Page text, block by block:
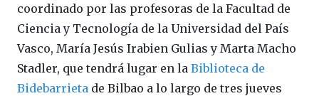
coordinado por las profesoras de la Facultad de
Ciencia y Tecnología de la Universidad del País
Vasco, María Jesús Irabien Gulias y Marta Macho
Stadler, que tendrá lugar en la Biblioteca de
Bidebarrieta de Bilbao a lo largo de tres jueves